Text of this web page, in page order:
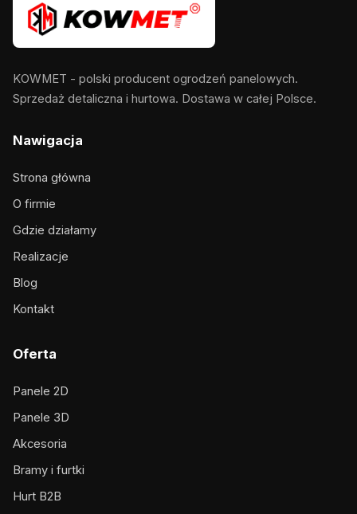
KOWMET - polski producent ogrodzeń panelowych.
Sprzedaż detaliczna i hurtowa. Dostawa w całej Polsce.
Nawigacja
Strona główna
O firmie
Gdzie działamy
Realizacje
Blog
Kontakt
Oferta
Panele 2D
Panele 3D
Akcesoria
Bramy i furtki
Hurt B2B